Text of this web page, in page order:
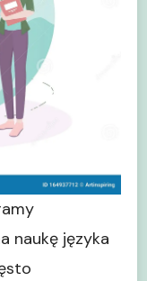
naukę języka